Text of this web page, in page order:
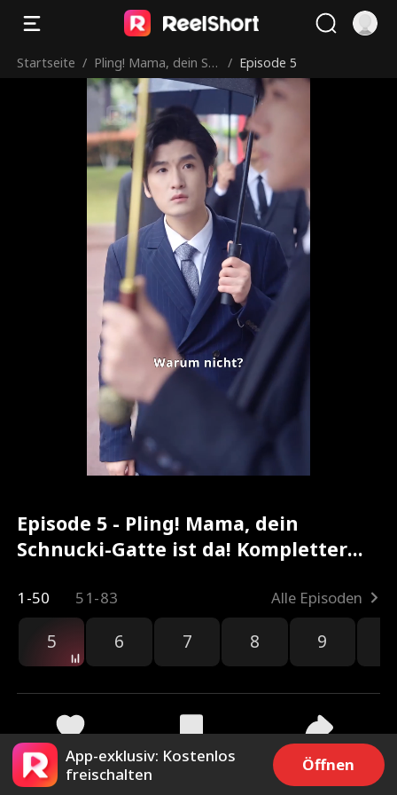
Startseite / Pling! Mama, dein Sc
hnucki-Gatte ist da!
/ Episode 5
Episode 5 - Pling! Mama, dein
Schnucki-Gatte ist da! Kompletter
1-50 51-83 Alle Episoden
5 6 7 8 9
151 6.9k Teilen
App-exklusiv: Kostenlos
freischalten
Öffnen